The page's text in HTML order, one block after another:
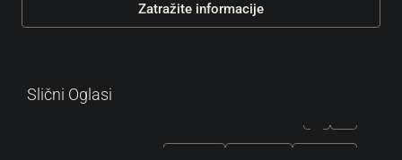
Zatražite informacije
Slični Oglasi